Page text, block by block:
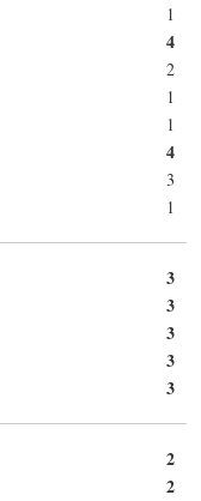
1
4
2
1
1
4
3
1
3
3
3
3
3
2
2